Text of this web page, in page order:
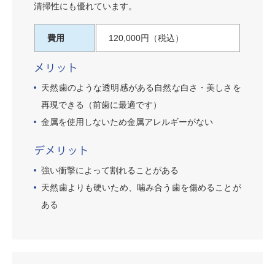
清掃性にも優れています。
費用 120,000円（税込）
メリット
天然歯のような透明感がある自然な白さ・美しさを
再現できる（前歯に最適です）
金属を使用しないため金属アレルギーがない
デメリット
強い衝撃によって割れることがある
天然歯よりも硬いため、噛み合う歯を傷めることが
ある